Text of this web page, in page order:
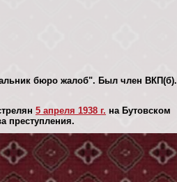
бюро жалоб". Был член ВКП(б).
5 апреля 1938 г. на Бутовском
преступления.